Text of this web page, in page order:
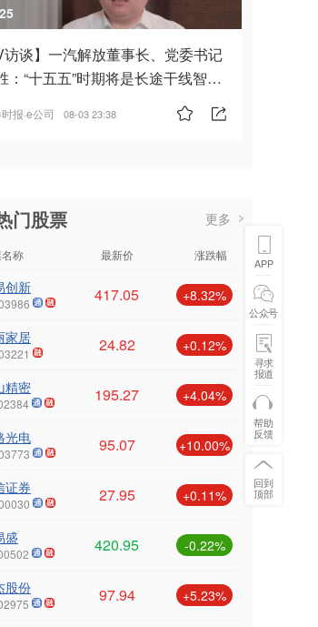
访谈】一汽解放董事长、党委书记
：“十五五”时期将是长途干线智能
报·e公司 08-03 23:38
门股票 更多
称 最新价 涨跌幅
创新 417.05 +8.32%
家居 24.82 +0.12%
精密 195.27 +4.04%
光电 95.07 +10.00%
证券 27.95 +0.11%
盛 420.95 -0.22%
股份 97.94 +5.23%
APP
公众号
寻求
报道
帮助
反馈
回到
顶部